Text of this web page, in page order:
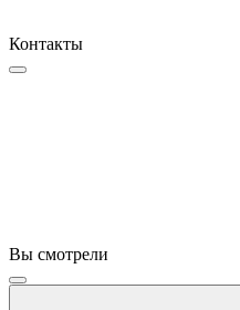
Контакты
Вы смотрели